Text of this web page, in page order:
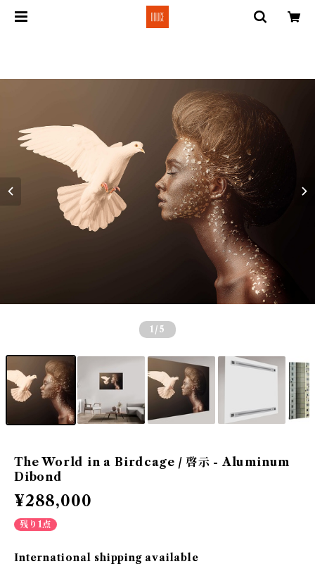
1 /5
The World in a Birdcage / 啓示 - Aluminum
Dibond
¥288,000
残り1点
International shipping available